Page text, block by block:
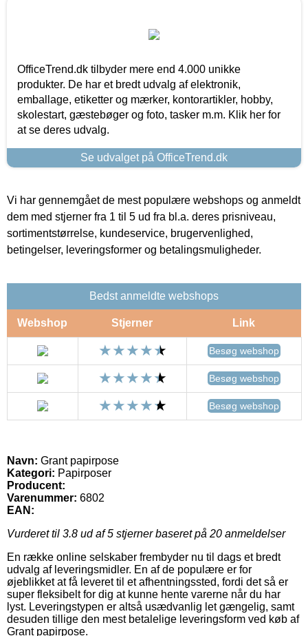
OfficeTrend.dk tilbyder mere end 4.000 unikke
produkter. De har et bredt udvalg af elektronik,
emballage, etiketter og mærker, kontorartikler, hobby,
skolestart, gæstebøger og foto, tasker m.m. Klik her for
at se deres udvalg.
Se udvalget på OfficeTrend.dk
Vi har gennemgået de mest populære webshops og anmeldt
dem med stjerner fra 1 til 5 ud fra bl.a. deres prisniveau,
sortimentstørrelse, kundeservice, brugervenlighed,
betingelser, leveringsformer og betalingsmuligheder.
Bedst anmeldte webshops
Webshop Stjerner Link
Besøg webshop
Besøg webshop
Besøg webshop
Navn: Grant papirpose
Kategori: Papirposer
Producent:
Varenummer: 6802
EAN:
Vurderet til 3.8 ud af 5 stjerner baseret på 20 anmeldelser
En række online selskaber frembyder nu til dags et bredt
udvalg af leveringsmidler. En af de populære er for
øjeblikket at få leveret til et afhentningssted, fordi det så er
super fleksibelt for dig at kunne hente varerne når du har
lyst. Leveringstypen er altså usædvanlig let gængelig, samt
desuden tillige den mest betalelige leveringsform ved køb af
Grant papirpose.